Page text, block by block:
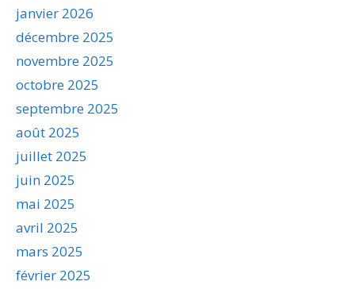
janvier 2026
décembre 2025
novembre 2025
octobre 2025
septembre 2025
août 2025
juillet 2025
juin 2025
mai 2025
avril 2025
mars 2025
février 2025